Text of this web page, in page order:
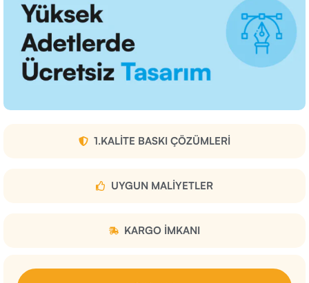
1.KALITE BASKI ÇÖZÜMLERI
UYGUN MALIYETLER
KARGO IMKANI